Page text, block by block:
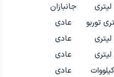
جانبازان
عادی
عادی
عادی
عادی